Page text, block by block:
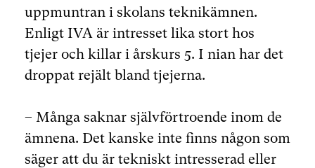
uppmuntran i skolans teknikämnen.
Enligt IVA är intresset lika stort hos
tjejer och killar i årskurs 5. I nian har det
droppat rejält bland tjejerna.
– Många saknar självförtroende inom de
ämnena. Det kanske inte finns någon som
säger att du är tekniskt intresserad eller